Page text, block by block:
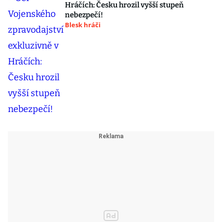
Hráčích: Česku hrozil vyšší stupeň
nebezpečí!
Blesk hráči